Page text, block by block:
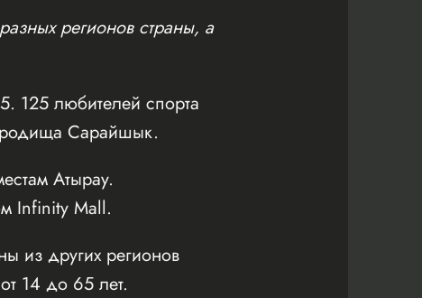
регионов страны, а
125 любителей спорта
Сарайшык.
Атырау.
Infinity Mall.
из других регионов
14 до 65 лет.